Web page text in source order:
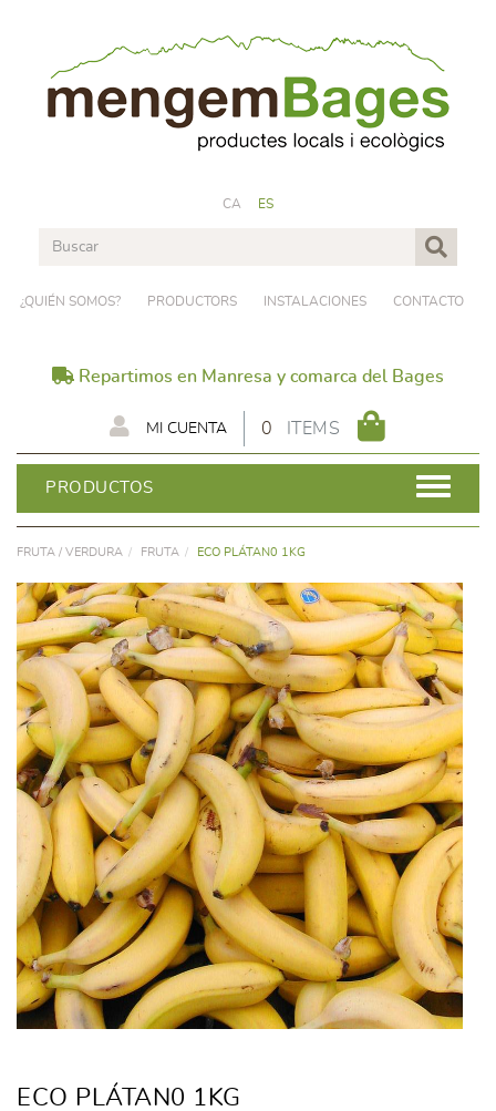
CA ES
¿QUIÉN SOMOS? PRODUCTORS INSTALACIONES CONTACTO
Repartimos en Manresa y comarca del Bages
0 ITEMS
MI CUENTA
PRODUCTOS
FRUTA / VERDURA FRUTA ECO PLÁTAN0 1KG
ECO PLÁTAN0 1KG